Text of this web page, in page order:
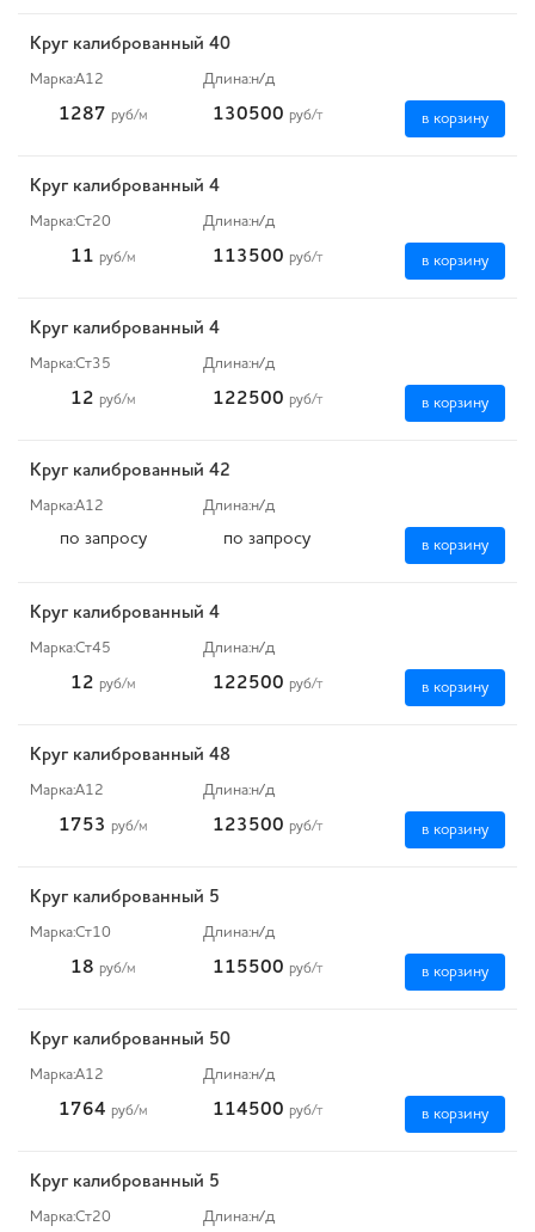
Круг калиброванный 40
Марка:А12 Длина:н/д
1287 руб/м 130500 руб/т в корзину
Круг калиброванный 4
Марка:Ст20 Длина:н/д
11 руб/м 113500 руб/т в корзину
Круг калиброванный 4
Марка:Ст35 Длина:н/д
12 руб/м 122500 руб/т в корзину
Круг калиброванный 42
Марка:А12 Длина:н/д
по запросу по запросу в корзину
Круг калиброванный 4
Марка:Ст45 Длина:н/д
12 руб/м 122500 руб/т в корзину
Круг калиброванный 48
Марка:А12 Длина:н/д
1753 руб/м 123500 руб/т в корзину
Круг калиброванный 5
Марка:Ст10 Длина:н/д
18 руб/м 115500 руб/т в корзину
Круг калиброванный 50
Марка:А12 Длина:н/д
1764 руб/м 114500 руб/т в корзину
Круг калиброванный 5
Марка:Ст20 Длина:н/д